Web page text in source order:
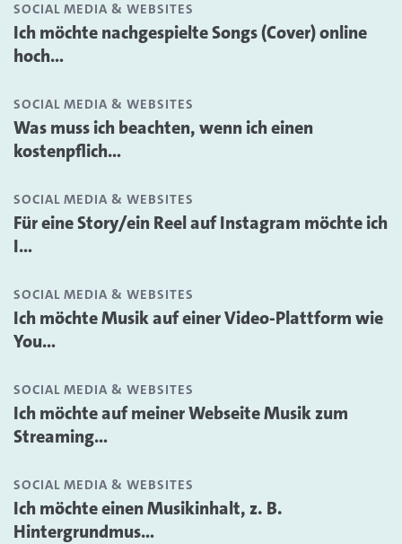
SOCIAL MEDIA & WEBSITES
Ich möchte nachgespielte Songs (Cover) online
hoch...
SOCIAL MEDIA & WEBSITES
Was muss ich beachten, wenn ich einen
kostenpflich...
SOCIAL MEDIA & WEBSITES
Für eine Story/ein Reel auf Instagram möchte ich
I...
SOCIAL MEDIA & WEBSITES
Ich möchte Musik auf einer Video-Plattform wie
You...
SOCIAL MEDIA & WEBSITES
Ich möchte auf meiner Webseite Musik zum
Streaming...
SOCIAL MEDIA & WEBSITES
Ich möchte einen Musikinhalt, z. B.
Hintergrundmus...